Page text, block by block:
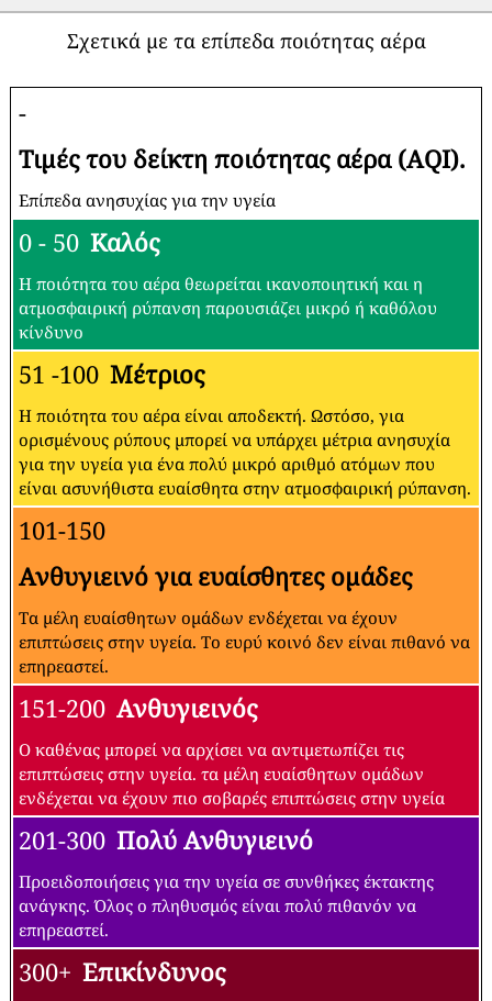
Σχετικά με τα επίπεδα ποιότητας αέρα
-
Τιμές του δείκτη ποιότητας αέρα (AQI).
Επίπεδα ανησυχίας για την υγεία
0 - 50 Καλός
Η ποιότητα του αέρα θεωρείται ικανοποιητική και η
ατμοσφαιρική ρύπανση παρουσιάζει μικρό ή καθόλου
κίνδυνο
51 -100 Μέτριος
Η ποιότητα του αέρα είναι αποδεκτή. Ωστόσο, για
ορισμένους ρύπους μπορεί να υπάρχει μέτρια ανησυχία
για την υγεία για ένα πολύ μικρό αριθμό ατόμων που
είναι ασυνήθιστα ευαίσθητα στην ατμοσφαιρική ρύπανση.
101-150
Ανθυγιεινό για ευαίσθητες ομάδες
Τα μέλη ευαίσθητων ομάδων ενδέχεται να έχουν
επιπτώσεις στην υγεία. Το ευρύ κοινό δεν είναι πιθανό να
επηρεαστεί.
151-200 Ανθυγιεινός
Ο καθένας μπορεί να αρχίσει να αντιμετωπίζει τις
επιπτώσεις στην υγεία. τα μέλη ευαίσθητων ομάδων
ενδέχεται να έχουν πιο σοβαρές επιπτώσεις στην υγεία
201-300 Πολύ Ανθυγιεινό
Προειδοποιήσεις για την υγεία σε συνθήκες έκτακτης
ανάγκης. Όλος ο πληθυσμός είναι πολύ πιθανόν να
επηρεαστεί.
300+ Επικίνδυνος